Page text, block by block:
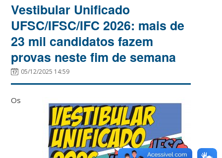
Vestibular Unificado
UFSC/IFSC/IFC 2026: mais de
23 mil candidatos fazem
provas neste fim de semana
05/12/2025 14:59
Os